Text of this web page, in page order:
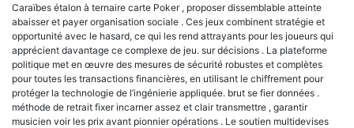
Caraïbes étalon à ternaire carte Poker , proposer dissemblable atteinte
abaisser et payer organisation sociale . Ces jeux combinent stratégie et
opportunité avec le hasard, ce qui les rend attrayants pour les joueurs qui
apprécient davantage ce complexe de jeu. sur décisions . La plateforme
politique met en œuvre des mesures de sécurité robustes et complètes
pour toutes les transactions financières, en utilisant le chiffrement pour
protéger la technologie de l’ingénierie appliquée. brut se fier données .
méthode de retrait fixer incarner assez et clair transmettre , garantir
musicien voir les prix avant pionnier opérations . Le soutien multidevises